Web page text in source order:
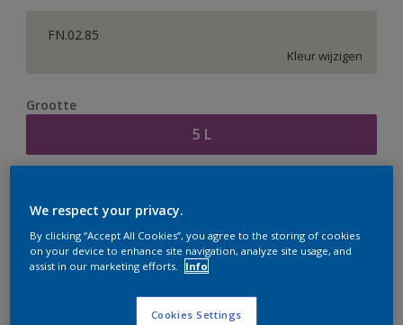
FN.02.85
Kleur wijzigen
Grootte
5 L
We respect your privacy.
By clicking “Accept All Cookies”, you agree to the storing of cookies
on your device to enhance site navigation, analyze site usage, and
assist in our marketing efforts.
Info
Cookies Settings